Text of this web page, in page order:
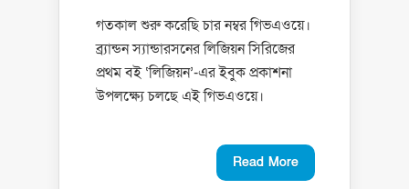
গতকাল শুরু করেছি চার নম্বর গিভএওয়ে।
ব্র্যান্ডন স্যান্ডারসনের লিজিয়ন সিরিজের
প্রথম বই ‘লিজিয়ন’-এর ইবুক প্রকাশনা
উপলক্ষ্যে চলছে এই গিভএওয়ে।
Read More